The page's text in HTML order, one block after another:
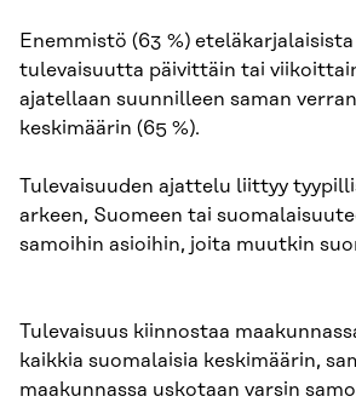
Enemmistö (63 %)
tulevaisuutta päivittäin tai
ajatellaan suunnilleen saman
keskimäärin (65 %).
Tulevaisuuden ajattelu liittyy
arkeen, Suomeen tai
samoihin asioihin, joita muutkin
Tulevaisuus kiinnostaa
kaikkia suomalaisia keskimäärin,
maakunnassa uskotaan varsin